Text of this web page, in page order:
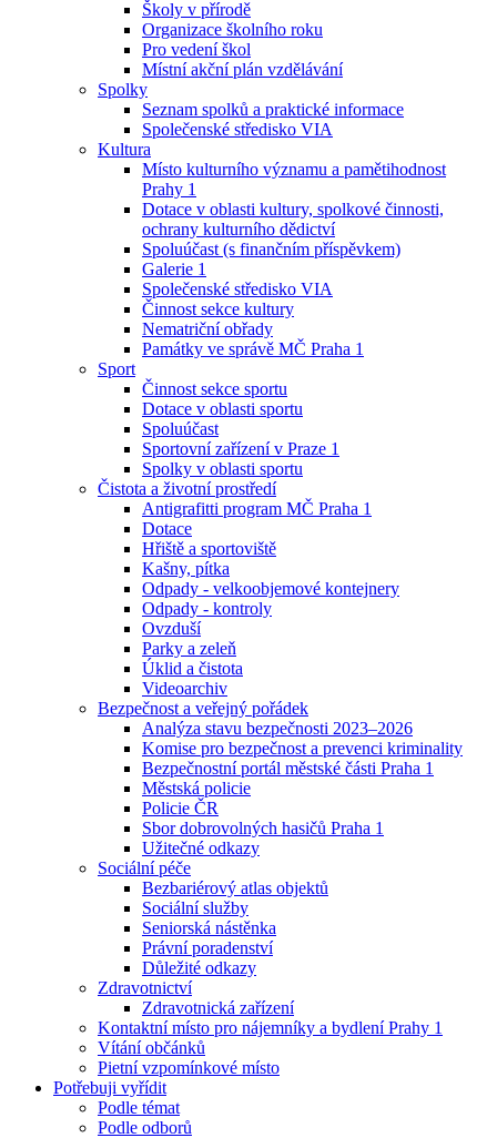
Školy v přírodě
Organizace školního roku
Pro vedení škol
Místní akční plán vzdělávání
Spolky
Seznam spolků a praktické informace
Společenské středisko VIA
Kultura
Místo kulturního významu a pamětihodnost
Prahy 1
Dotace v oblasti kultury, spolkové činnosti,
ochrany kulturního dědictví
Spoluúčast (s finančním příspěvkem)
Galerie 1
Společenské středisko VIA
Činnost sekce kultury
Nematriční obřady
Památky ve správě MČ Praha 1
Sport
Činnost sekce sportu
Dotace v oblasti sportu
Spoluúčast
Sportovní zařízení v Praze 1
Spolky v oblasti sportu
Čistota a životní prostředí
Antigrafitti program MČ Praha 1
Dotace
Hřiště a sportoviště
Kašny, pítka
Odpady - velkoobjemové kontejnery
Odpady - kontroly
Ovzduší
Parky a zeleň
Úklid a čistota
Videoarchiv
Bezpečnost a veřejný pořádek
Analýza stavu bezpečnosti 2023–2026
Komise pro bezpečnost a prevenci kriminality
Bezpečnostní portál městské části Praha 1
Městská policie
Policie ČR
Sbor dobrovolných hasičů Praha 1
Užitečné odkazy
Sociální péče
Bezbariérový atlas objektů
Sociální služby
Seniorská nástěnka
Právní poradenství
Důležité odkazy
Zdravotnictví
Zdravotnická zařízení
Kontaktní místo pro nájemníky a bydlení Prahy 1
Vítání občánků
Pietní vzpomínkové místo
Potřebuji vyřídit
Podle témat
Podle odborů